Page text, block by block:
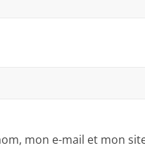
mon e-mail et mon